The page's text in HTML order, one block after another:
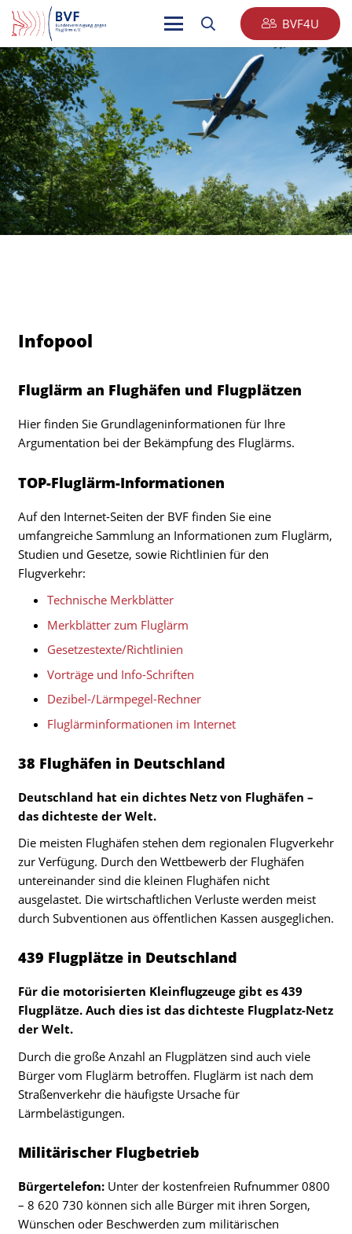
BVF4U
Infopool
Fluglärm an Flughäfen und Flugplätzen
Hier finden Sie Grundlageninformationen für Ihre
Argumentation bei der Bekämpfung des Fluglärms.
TOP-Fluglärm-Informationen
Auf den Internet-Seiten der BVF finden Sie eine
umfangreiche Sammlung an Informationen zum Fluglärm,
Studien und Gesetze, sowie Richtlinien für den
Flugverkehr:
Technische Merkblätter
Merkblätter zum Fluglärm
Gesetzestexte/Richtlinien
Vorträge und Info-Schriften
Dezibel-/Lärmpegel-Rechner
Fluglärminformationen im Internet
38 Flughäfen in Deutschland
Deutschland hat ein dichtes Netz von Flughäfen –
das dichteste der Welt.
Die meisten Flughäfen stehen dem regionalen Flugverkehr
zur Verfügung. Durch den Wettbewerb der Flughäfen
untereinander sind die kleinen Flughäfen nicht
ausgelastet. Die wirtschaftlichen Verluste werden meist
durch Subventionen aus öffentlichen Kassen ausgeglichen.
439 Flugplätze in Deutschland
Für die motorisierten Kleinflugzeuge gibt es 439
Flugplätze. Auch dies ist das dichteste Flugplatz-Netz
der Welt.
Durch die große Anzahl an Flugplätzen sind auch viele
Bürger vom Fluglärm betroffen. Fluglärm ist nach dem
Straßenverkehr die häufigste Ursache für
Lärmbelästigungen.
Militärischer Flugbetrieb
Bürgertelefon: Unter der kostenfreien Rufnummer 0800
– 8 620 730 können sich alle Bürger mit ihren Sorgen,
Wünschen oder Beschwerden zum militärischen